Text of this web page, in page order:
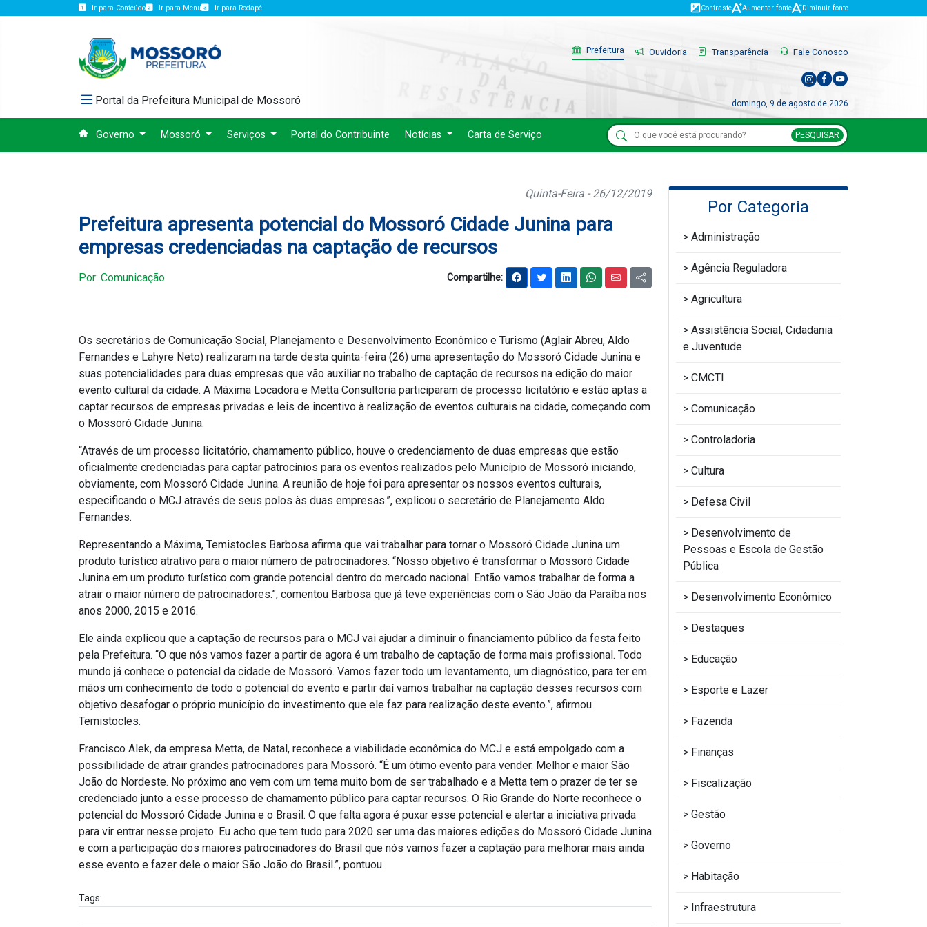
Ir para Conteúdo Ir para Menu Ir para Rodapé Contraste Aumentar fonte Diminuir fonte
Portal da Prefeitura Municipal de Mossoró
Prefeitura Ouvidoria Transparência Fale Conosco
domingo, 9 de agosto de 2026
Governo Mossoró Serviços Portal do Contribuinte Notícias Carta de Serviço PESQUISAR
Quinta-Feira - 26/12/2019
Prefeitura apresenta potencial do Mossoró Cidade Junina para
empresas credenciadas na captação de recursos
Por: Comunicação Compartilhe:
Os secretários de Comunicação Social, Planejamento e Desenvolvimento Econômico e Turismo (Aglair Abreu, Aldo
Fernandes e Lahyre Neto) realizaram na tarde desta quinta-feira (26) uma apresentação do Mossoró Cidade Junina e
suas potencialidades para duas empresas que vão auxiliar no trabalho de captação de recursos na edição do maior
evento cultural da cidade. A Máxima Locadora e Metta Consultoria participaram de processo licitatório e estão aptas a
captar recursos de empresas privadas e leis de incentivo à realização de eventos culturais na cidade, começando com
o Mossoró Cidade Junina.
“Através de um processo licitatório, chamamento público, houve o credenciamento de duas empresas que estão
oficialmente credenciadas para captar patrocínios para os eventos realizados pelo Município de Mossoró iniciando,
obviamente, com Mossoró Cidade Junina. A reunião de hoje foi para apresentar os nossos eventos culturais,
especificando o MCJ através de seus polos às duas empresas.”, explicou o secretário de Planejamento Aldo
Fernandes.
Representando a Máxima, Temistocles Barbosa afirma que vai trabalhar para tornar o Mossoró Cidade Junina um
produto turístico atrativo para o maior número de patrocinadores. “Nosso objetivo é transformar o Mossoró Cidade
Junina em um produto turístico com grande potencial dentro do mercado nacional. Então vamos trabalhar de forma a
atrair o maior número de patrocinadores.”, comentou Barbosa que já teve experiências com o São João da Paraíba nos
anos 2000, 2015 e 2016.
Ele ainda explicou que a captação de recursos para o MCJ vai ajudar a diminuir o financiamento público da festa feito
pela Prefeitura. “O que nós vamos fazer a partir de agora é um trabalho de captação de forma mais profissional. Todo
mundo já conhece o potencial da cidade de Mossoró. Vamos fazer todo um levantamento, um diagnóstico, para ter em
mãos um conhecimento de todo o potencial do evento e partir daí vamos trabalhar na captação desses recursos com
objetivo desafogar o próprio município do investimento que ele faz para realização deste evento.”, afirmou
Temistocles.
Francisco Alek, da empresa Metta, de Natal, reconhece a viabilidade econômica do MCJ e está empolgado com a
possibilidade de atrair grandes patrocinadores para Mossoró. “É um ótimo evento para vender. Melhor e maior São
João do Nordeste. No próximo ano vem com um tema muito bom de ser trabalhado e a Metta tem o prazer de ter se
credenciado junto a esse processo de chamamento público para captar recursos. O Rio Grande do Norte reconhece o
potencial do Mossoró Cidade Junina e o Brasil. O que falta agora é puxar esse potencial e alertar a iniciativa privada
para vir entrar nesse projeto. Eu acho que tem tudo para 2020 ser uma das maiores edições do Mossoró Cidade Junina
e com a participação dos maiores patrocinadores do Brasil que nós vamos fazer a captação para melhorar mais ainda
esse evento e fazer dele o maior São João do Brasil.”, pontuou.
Tags:
Por Categoria
Administração
Agência Reguladora
Agricultura
Assistência Social, Cidadania
e Juventude
CMCTI
Comunicação
Controladoria
Cultura
Defesa Civil
Desenvolvimento de
Pessoas e Escola de Gestão
Pública
Desenvolvimento Econômico
Destaques
Educação
Esporte e Lazer
Fazenda
Finanças
Fiscalização
Gestão
Governo
Habitação
Infraestrutura